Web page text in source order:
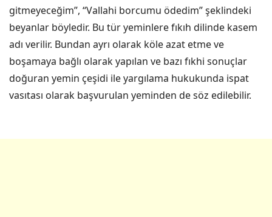
gitmeyeceğim”, “Vallahi borcumu ödedim” şeklindeki
beyanlar böyledir. Bu tür yeminlere fıkıh dilinde kasem
adı verilir. Bundan ayrı olarak köle azat etme ve
boşamaya bağlı olarak yapılan ve bazı fıkhi sonuçlar
doğuran yemin çeşidi ile yargılama hukukunda ispat
vasıtası olarak başvurulan yeminden de söz edilebilir.